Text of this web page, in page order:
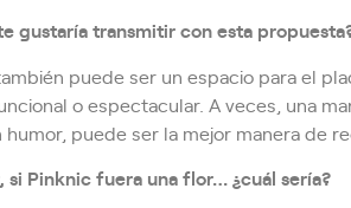
gustaría transmitir con esta
puede ser un espacio para el
o espectacular. A veces, una
humor, puede ser la mejor manera de
si Pinknic fuera una flor… ¿cuál sería?